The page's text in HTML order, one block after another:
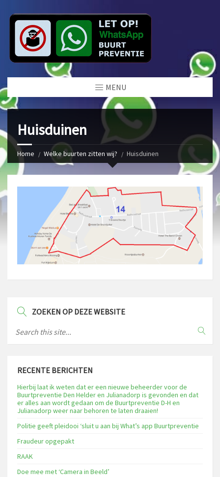
MENU
Huisduinen
Home Welke buurten zitten wij? Huisduinen
ZOEKEN OP DEZE WEBSITE
RECENTE BERICHTEN
Hierbij laat ik weten dat er een nieuwe beheerder voor de
Buurtpreventie Den Helder en Julianadorp is gevonden en dat
er alles aan wordt gedaan om de Buurtpreventie D-H en
Julianadorp weer naar behoren te laten draaien!
Politie geeft pleidooi ‘sluit u aan bij What’s app Buurtpreventie
Fraudeur opgepakt
RAAK
Doe mee met ‘Camera in Beeld’